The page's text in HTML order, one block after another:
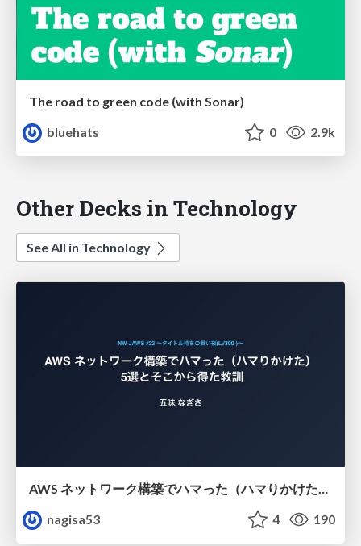
The road to green code (with Sonar)
bluehats
0 2.9k
Other Decks in Technology
See All in Technology
nagisa53
4 190